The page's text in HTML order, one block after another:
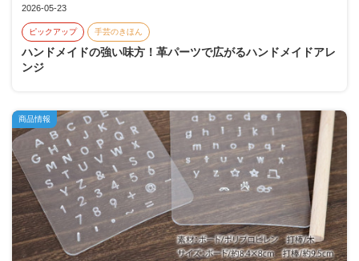
2026-05-23
ピックアップ 手芸のきほん
ハンドメイドの強い味方！革パーツで広がるハンドメイドアレ
ンジ
商品情報